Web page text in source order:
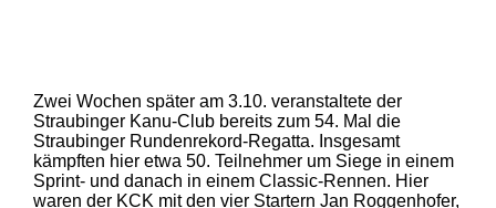
Zwei Wochen später am 3.10. veranstaltete der
Straubinger Kanu-Club bereits zum 54. Mal die
Straubinger Rundenrekord-Regatta. Insgesamt
kämpften hier etwa 50. Teilnehmer um Siege in einem
Sprint- und danach in einem Classic-Rennen. Hier
waren der KCK mit den vier Startern Jan Roggenhofer,